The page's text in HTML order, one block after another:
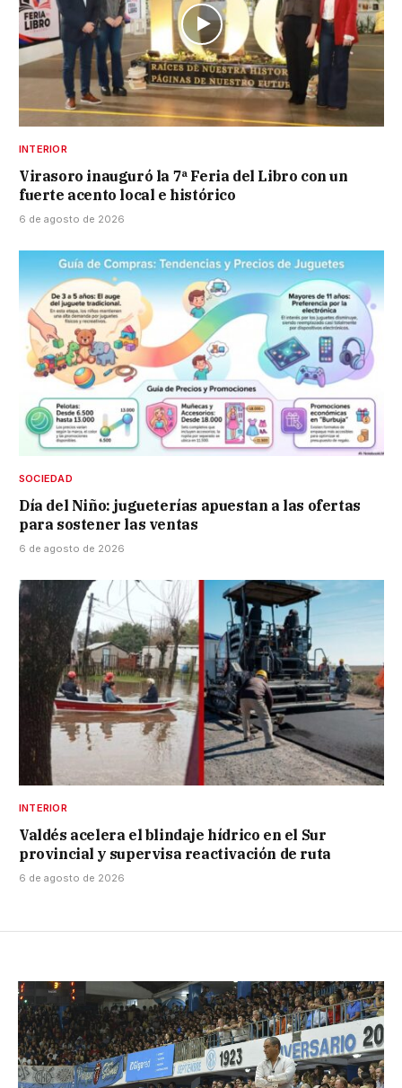
INTERIOR
Virasoro inauguró la 7ª Feria del Libro con un
fuerte acento local e histórico
6 de agosto de 2026
SOCIEDAD
Día del Niño: jugueterías apuestan a las ofertas
para sostener las ventas
6 de agosto de 2026
INTERIOR
Valdés acelera el blindaje hídrico en el Sur
provincial y supervisa reactivación de ruta
6 de agosto de 2026